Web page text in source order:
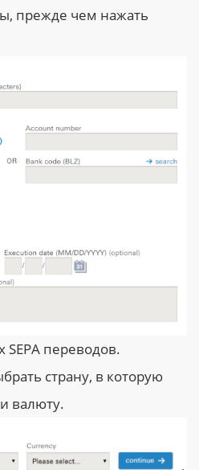
прежде чем нажать
переводов.
страну, в которую
валюту.